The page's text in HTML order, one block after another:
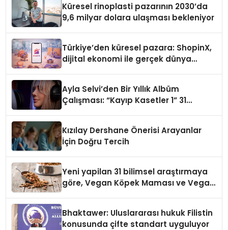
Küresel rinoplasti pazarının 2030’da
9,6 milyar dolara ulaşması bekleniyor
Türkiye’den küresel pazara: ShopinX,
dijital ekonomi ile gerçek dünya
Ayla Selvi’den Bir Yıllık Albüm
Çalışması: “Kayıp Kasetler 1” 31
Kızılay Dershane Önerisi Arayanlar
İçin Doğru Tercih
Yeni yapilan 31 bilimsel araştırmaya
göre, Vegan Köpek Maması ve Vegan
Bhaktawer: Uluslararası hukuk Filistin
konusunda çifte standart uyguluyor